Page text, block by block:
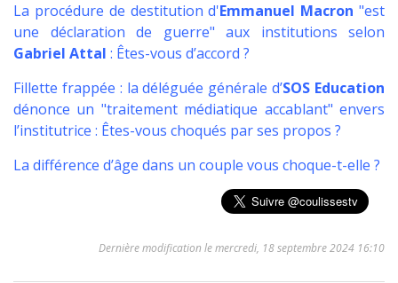
La procédure de destitution d'Emmanuel Macron "est
une déclaration de guerre" aux institutions selon
Gabriel Attal : Êtes-vous d’accord ?
Fillette frappée : la déléguée générale d’SOS Education
dénonce un "traitement médiatique accablant" envers
l’institutrice : Êtes-vous choqués par ses propos ?
La différence d’âge dans un couple vous choque-t-elle ?
Dernière modification le mercredi, 18 septembre 2024 16:10